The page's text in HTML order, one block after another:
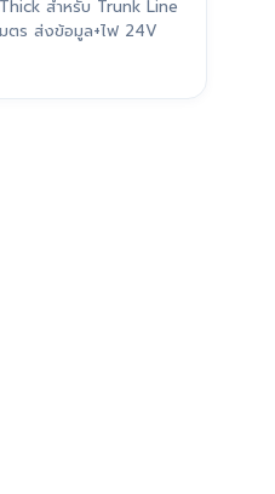
สำหรับ Trunk Line
ตร ส่งข้อมูล+ไฟ 24V